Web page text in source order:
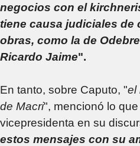
negocios con el
tiene causa judiciales de
obras, como la de
Ricardo Jaime".
En tanto, sobre Caputo, "el
de Macri", mencionó lo
vicepresidenta en su
estos mensajes con su